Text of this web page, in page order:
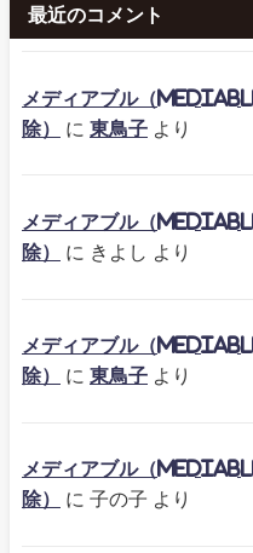
最近のコメント
メディアブル（
除）
に 東鳥子 より
メディアブル（
除）
に きよし より
メディアブル（
除）
に 東鳥子 より
メディアブル（
除）
に 子の子 より